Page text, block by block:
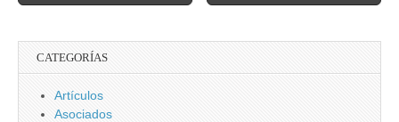
CATEGORÍAS
Artículos
Asociados